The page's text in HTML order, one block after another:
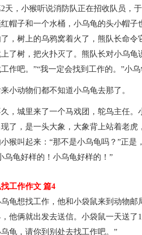
，小猴听说消防队正在招收队员，于
帽子和一个水桶，小乌龟的头小帽子
，树上的乌鸦窝着火了，熊队长命
了树，把火扑灭了。熊队长对小乌龟
作吧。”“我一定会找到工作的。”小乌
动物们都不知道小乌龟去那了。
城里来了一个马戏团，鸵鸟主任。
了，是一头大象，大象背上站着老
猴叫起来：“那不是小乌龟吗？”正
乌龟好样的！小乌龟好样的！”
工作作文 篇4
想找工作，他和小袋鼠来到动物邮
他俩就出发去送信。小袋鼠一天送了
龟，请你到别处去找工作吧。”